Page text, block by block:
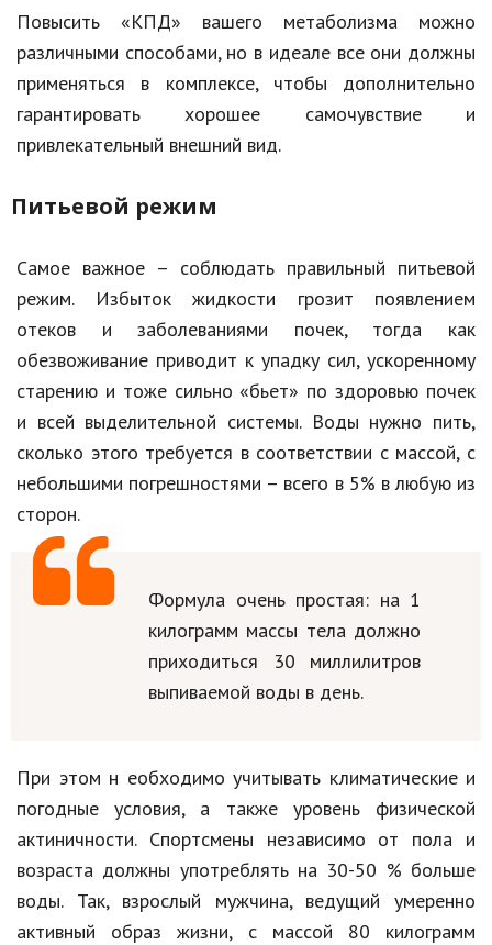
Кинематограф
Домашние животные
Семья и дети
Строительство
Культура и общество
Мода и стиль
Бизнес
Хобби и развлечения
Финансы
Юриспруденция
Природа
Образование
Наука и технологии
Повысить «КПД» вашего метаболизма
можно
различными способами, но в идеале все они должны
применяться в комплексе, чтобы дополнительно
гарантировать хорошее самочувствие и
привлекательный внешний вид.
Питьевой режим
Самое важное – соблюдать правильный питьевой
режим. Избыток жидкости грозит появлением
отеков и заболеваниями почек, тогда как
обезвоживание приводит к упадку сил, ускоренному
старению и тоже сильно «бьет» по здоровью почек
и всей выделительной системы. Воды нужно пить,
сколько этого требуется в соответствии с массой, с
небольшими погрешностями – всего в 5% в любую из
сторон.
Формула очень простая: на 1
килограмм массы тела должно
приходиться 30 миллилитров
выпиваемой воды в день.
При этом н еобходимо учитывать климатические и
погодные условия, а
также уровень физической
актиничности. Спортсмены независимо от пола и
возраста должны употреблять на 30-50 % больше
воды. Так, взрослый мужчина, ведущий умеренно
активный образ жизни, с массой 80 килограмм